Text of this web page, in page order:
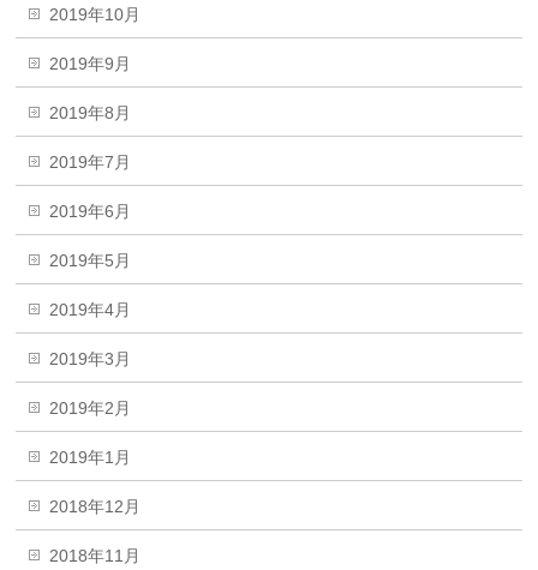
2019年10月
2019年9月
2019年8月
2019年7月
2019年6月
2019年5月
2019年4月
2019年3月
2019年2月
2019年1月
2018年12月
2018年11月